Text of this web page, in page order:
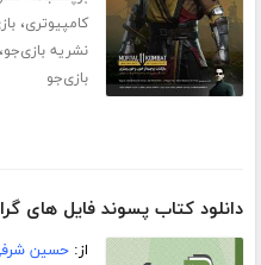
کامپیوتری،
نشریه بازی‌جو
بازی‌جو
دانلود کتاب پسوند فایل های
از:حسین